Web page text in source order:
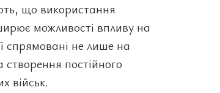
що використання
можливості впливу на
спрямовані не лише на
постійного
військ.